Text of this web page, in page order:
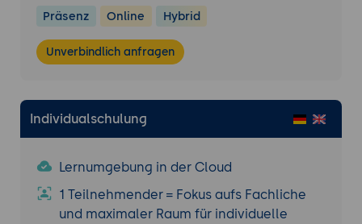
sichere Aktualisierung von BlueSpice und
seinen Erweiterungen.
Praxisübung: Unternehmens-Wiki aufsetzen
Struktur für ein fiktives Unternehmen,
inklusive Benutzerverwaltung,
Seitenvorlagen und ersten Inhalten.
Präsenz Online Hybrid
Unverbindlich anfragen
Individualschulung
Lernumgebung in der Cloud
1 Teilnehmender = Fokus aufs Fachliche
und maximaler Raum für individuelle